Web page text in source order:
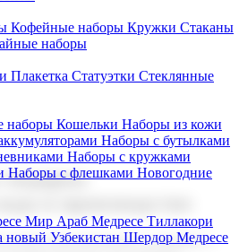
Кофейные наборы Кружки Стаканы
наборы
Плакетка Статуэтки Стеклянные
наборы Кошельки Наборы из кожи
Наборы с бутылками
Наборы с кружками
Наборы с флешками Новогодние
Мир Араб Медресе Тиллакори
новый Узбекистан Шердор Медресе
и производство
корпоративных подарков и